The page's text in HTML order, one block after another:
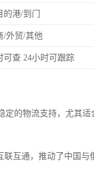
的港/到门
/外贸/其他
可查 24小时可跟踪
定的物流支持，尤其适
互通，推动了中国与